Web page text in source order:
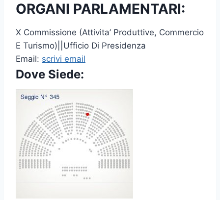
ORGANI PARLAMENTARI:
X Commissione (Attivita’ Produttive, Commercio
E Turismo)||Ufficio Di Presidenza
Email: scrivi email
Dove Siede: